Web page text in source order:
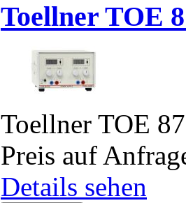
Toellner TOE
Toellner TOE
Preis auf
Details sehen